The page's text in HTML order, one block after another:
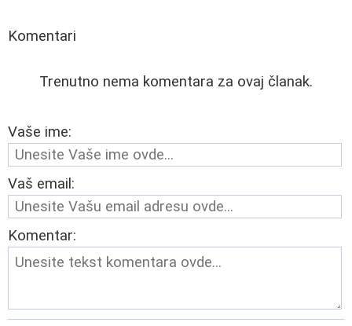
Komentari
Trenutno nema komentara za ovaj članak.
Vaše ime:
Vaš email:
Komentar: